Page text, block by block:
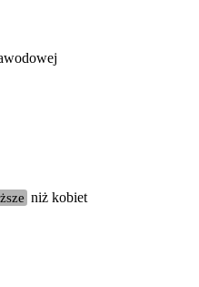
100-200 tysięcy
niż kobiet